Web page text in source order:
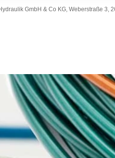
GmbH & Co KG, Weberstraße 3,